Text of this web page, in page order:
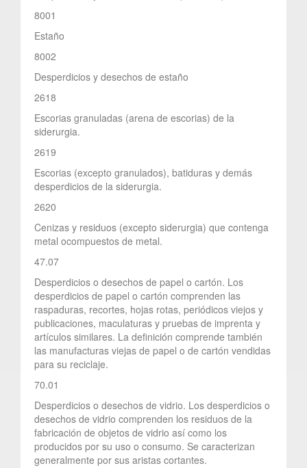
8001
Estaño
8002
Desperdicios y desechos de estaño
2618
Escorias granuladas (arena de escorias) de la
siderurgia.
2619
Escorias (excepto granulados), batiduras y demás
desperdicios de la siderurgia.
2620
Cenizas y residuos (excepto siderurgia) que contenga
metal ocompuestos de metal.
47.07
Desperdicios o desechos de papel o cartón. Los
desperdicios de papel o cartón comprenden las
raspaduras, recortes, hojas rotas, periódicos viejos y
publicaciones, maculaturas y pruebas de imprenta y
artículos similares. La definición comprende también
las manufacturas viejas de papel o de cartón vendidas
para su reciclaje.
70.01
Desperdicios o desechos de vidrio. Los desperdicios o
desechos de vidrio comprenden los residuos de la
fabricación de objetos de vidrio así como los
producidos por su uso o consumo. Se caracterizan
generalmente por sus aristas cortantes.